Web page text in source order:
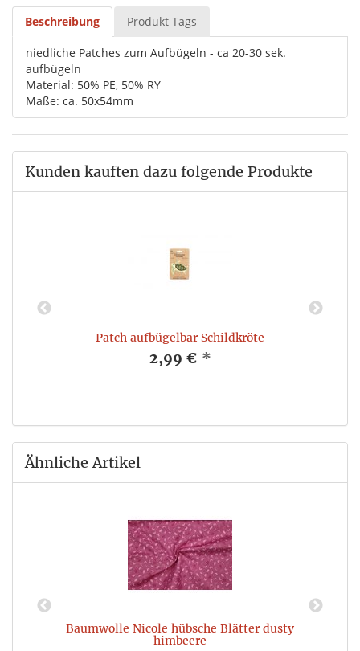
Beschreibung Produkt Tags
niedliche Patches zum Aufbügeln - ca 20-30 sek.
aufbügeln
Material: 50% PE, 50% RY
Maße: ca. 50x54mm
Kunden kauften dazu folgende Produkte
Patch aufbügelbar Schildkröte
2,99 € *
Ähnliche Artikel
Baumwolle Nicole hübsche Blätter dusty
himbeere